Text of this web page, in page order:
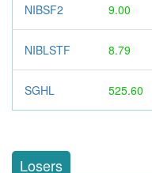
NIBSF2 9.00
NIBLSTF 8.79
SGHL 525.60
Losers